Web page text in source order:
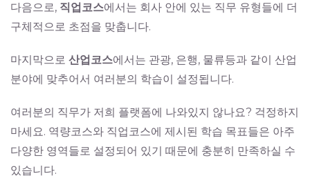
다음으로, 직업코스에서는 회사 안에 있는 직무 유형들에 더
구체적으로 초점을 맞춥니다.
마지막으로 산업코스에서는 관광, 은행, 물류등과 같이 산업
분야에 맞추어서 여러분의 학습이 설정됩니다.
여러분의 직무가 저희 플랫폼에 나와있지 않나요? 걱정하지
마세요. 역량코스와 직업코스에 제시된 학습 목표들은 아주
다양한 영역들로 설정되어 있기 때문에 충분히 만족하실 수
있습니다.